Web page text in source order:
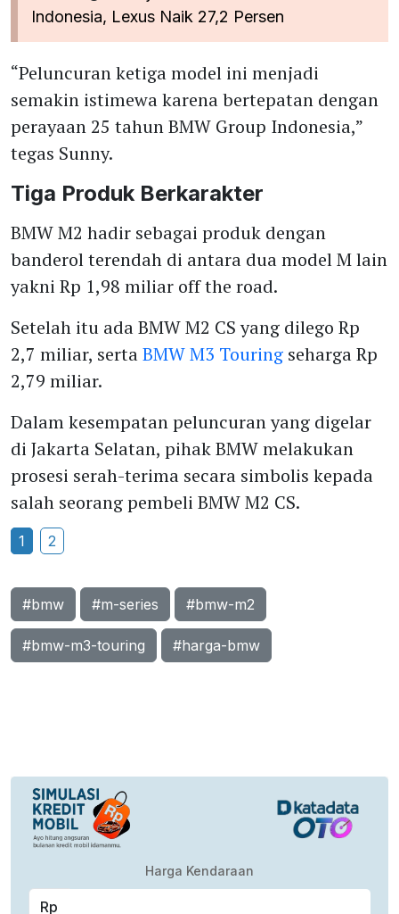
Indonesia, Lexus Naik 27,2 Persen
“Peluncuran ketiga model ini menjadi
semakin istimewa karena bertepatan dengan
perayaan 25 tahun BMW Group Indonesia,”
tegas Sunny.
Tiga Produk Berkarakter
BMW M2 hadir sebagai produk dengan
banderol terendah di antara dua model M lain
yakni Rp 1,98 miliar off the road.
Setelah itu ada BMW M2 CS yang dilego Rp
2,7 miliar, sertaBMW M3 Touring seharga Rp
2,79 miliar.
Dalam kesempatan peluncuran yang digelar
di Jakarta Selatan, pihak BMW melakukan
prosesi serah-terima secara simbolis kepada
salah seorang pembeli BMW M2 CS.
1 2
#bmw #m-series #bmw-m2
#bmw-m3-touring #harga-bmw